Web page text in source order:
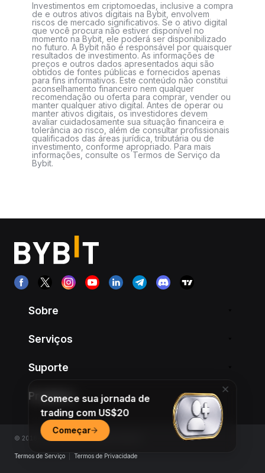
Investimentos em criptomoedas, inclusive a compra
de e outros ativos digitais na Bybit, envolvem
riscos de mercado significativos. Se o ativo digital
que você procura não estiver disponível no
momento na Bybit, ele poderá ser disponibilizado
no futuro. A Bybit não é responsável por quaisquer
resultados de investimento. As informações de
preços e outros dados apresentados aqui são
obtidos de fontes públicas e fornecidos apenas
para fins informativos. Este conteúdo não constitui
aconselhamento financeiro nem qualquer
recomendação ou oferta para comprar, vender ou
manter qualquer ativo digital. Antes de operar ou
manter ativos digitais, os investidores devem
avaliar cuidadosamente sua situação financeira e
tolerância ao risco, além de consultar profissionais
qualificados das áreas jurídica, tributária ou de
investimento, conforme apropriado. Para mais
informações, consulte os Termos de Serviço da
Bybit.
Sobre
Serviços
Suporte
Produtos
© 2018-2026 Bybit.com. All rights reserved.
Termos de Serviço Termos de Privacidade
Comece sua jornada de
trading com US$20
Começar